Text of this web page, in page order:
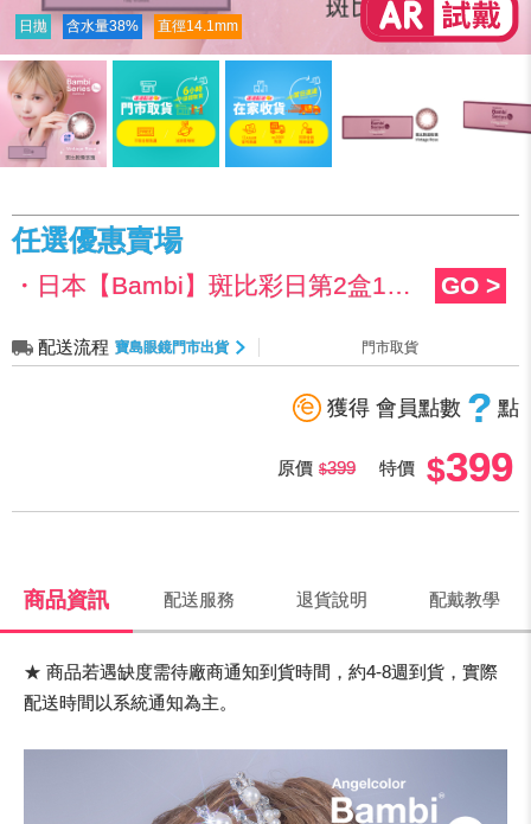
日拋 含水量38% 直徑14.1mm
任選優惠賣場
・日本【Bambi】斑比彩日第2盒140元 GO >
配送流程 寶島眼鏡門市出貨 門市取貨
獲得 會員點數 ? 點
原價 399 特價 399
商品資訊 配送服務 退貨說明 配戴教學
★ 商品若遇缺度需待廠商通知到貨時間，約4-8週到貨，實際
配送時間以系統通知為主。